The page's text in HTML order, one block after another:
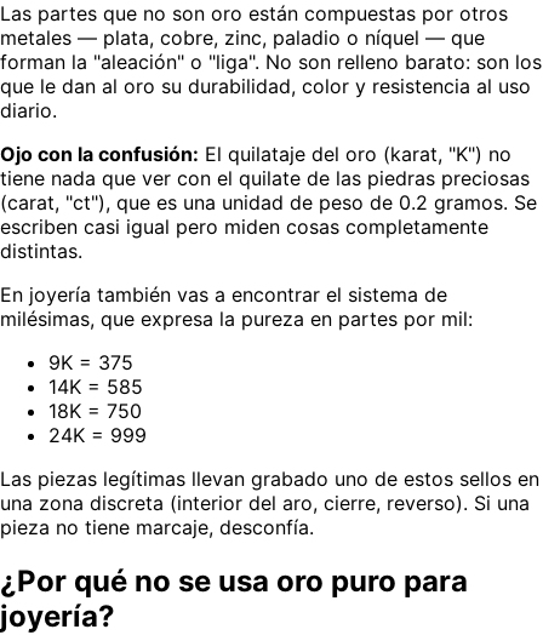
Las partes que no son oro están compuestas por otros
metales — plata, cobre, zinc, paladio o níquel — que
forman la "aleación" o "liga". No son relleno barato: son los
que le dan al oro su durabilidad, color y resistencia al uso
diario.
Ojo con la confusión: El quilataje del oro (karat, "K") no
tiene nada que ver con el quilate de las piedras preciosas
(carat, "ct"), que es una unidad de peso de 0.2 gramos. Se
escriben casi igual pero miden cosas completamente
distintas.
En joyería también vas a encontrar el sistema de
milésimas, que expresa la pureza en partes por mil:
9K = 375
14K = 585
18K = 750
24K = 999
Las piezas legítimas llevan grabado uno de estos sellos en
una zona discreta (interior del aro, cierre, reverso). Si una
pieza no tiene marcaje, desconfía.
¿Por qué no se usa oro puro para
joyería?